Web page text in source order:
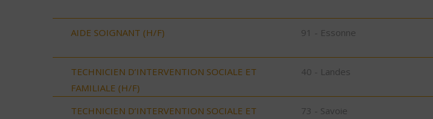
AIDE SOIGNANT (H/F) 91 - Essonne
TECHNICIEN D’INTERVENTION SOCIALE ET
FAMILIALE (H/F)
40 - Landes
TECHNICIEN D’INTERVENTION SOCIALE ET
73 - Savoie